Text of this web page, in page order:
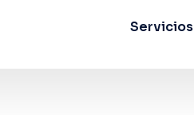
Servicios